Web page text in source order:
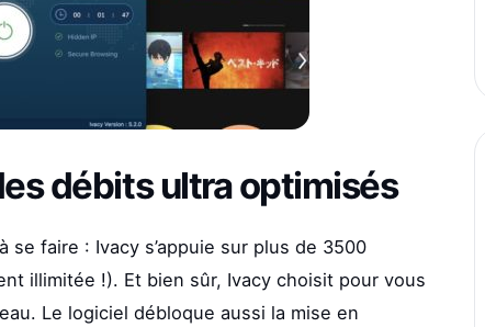
débits ultra optimisés
faire : Ivacy s’appuie sur plus de 3500
illimitée !). Et bien sûr, Ivacy choisit pour vous
Le logiciel débloque aussi la mise en